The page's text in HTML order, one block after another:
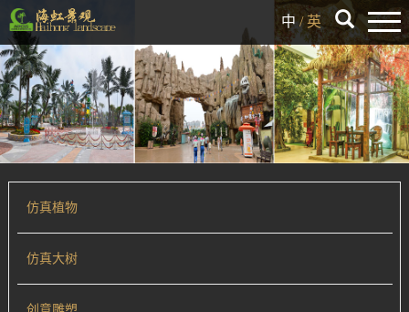
中/英
仿真植物
仿真大树